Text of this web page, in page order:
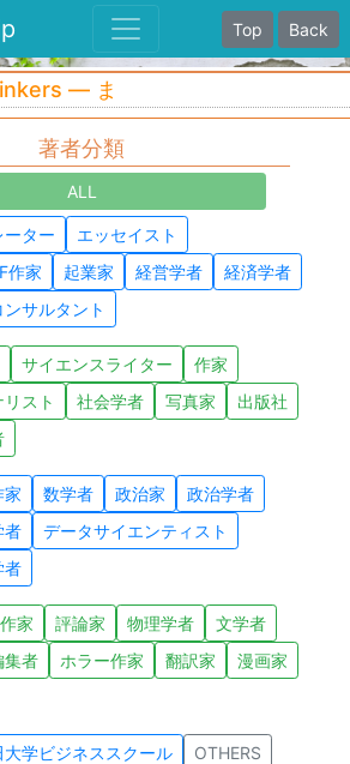
Top Back
— ま
著者分類
ALL
ーター
エッセイスト
作家 起業家 経営学者
経済学者
ンサルタント
サイエンスライター
作家
スト 社会学者 写真家
出版社
家 数学者 政治家
政治学者
者
データサイエンティスト
者
家 評論家 物理学者
文学者
集者 ホラー作家 翻訳家
漫画家
大学ビジネススクール OTHERS